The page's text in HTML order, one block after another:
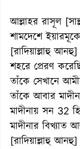
আল্লাহর রাসূল
শামদেশে
[রাদিয়াল্লাহু
শহরে প্রেরণ
তাঁকে সেখানে
তাঁকে আবার
মাদীনায় সন 32
মাদীনার বিখ্যাত
[রাদিয়াল্লাহু